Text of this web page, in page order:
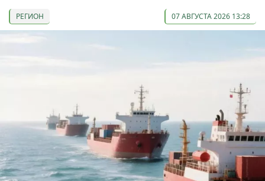
РЕГИОН 07 АВГУСТА 2026 13:28